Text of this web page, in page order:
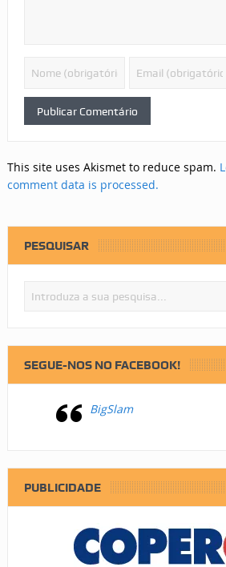
This site uses Akismet to reduce spam.
comment data is processed.
PESQUISAR
SEGUE-NOS NO FACEBOOK!
BigSlam
PUBLICIDADE